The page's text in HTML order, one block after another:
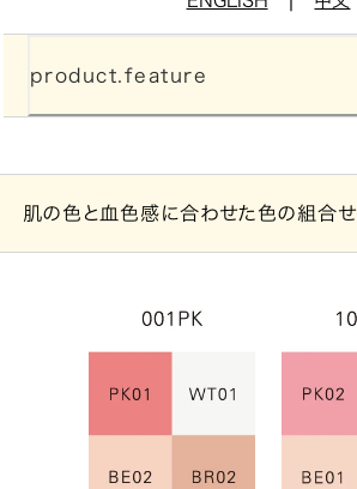
product.feature
肌の色と血色感に合わせた色の組合せ